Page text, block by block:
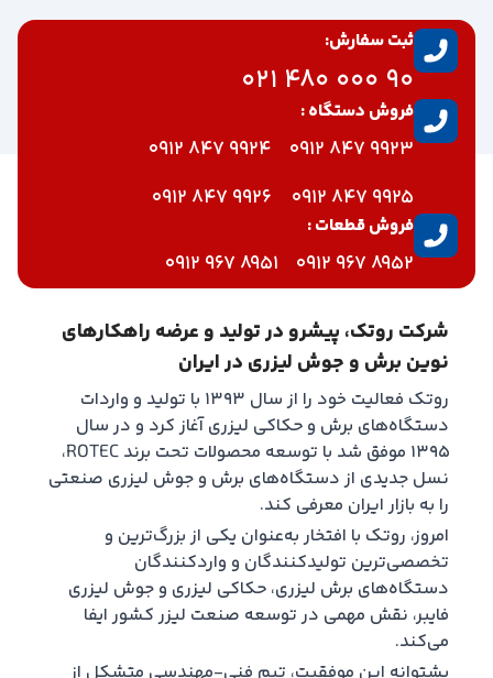
ثبت سفارش:
90 000 480 021
فروش دستگاه :
9923 847 0912
9924 847 0912
9925 847 0912
9926 847 0912
فروش قطعات :
8952 967 0912
8951 967 0912
شرکت روتک، پیشرو در تولید و عرضه راهکارهای
نوین برش و جوش لیزری در ایران
روتک فعالیت خود را از سال ۱۳۹۳ با تولید و واردات
دستگاه‌های برش و حکاکی لیزری آغاز کرد و در سال
۱۳۹۵ موفق شد با توسعه محصولات تحت برند ROTEC،
نسل جدیدی از دستگاه‌های برش و جوش لیزری صنعتی
را به بازار ایران معرفی کند.
امروز، روتک با افتخار به‌عنوان یکی از بزرگ‌ترین و
تخصصی‌ترین تولیدکنندگان و واردکنندگان
دستگاه‌های برش لیزری، حکاکی لیزری و جوش لیزری
فایبر، نقش مهمی در توسعه صنعت لیزر کشور ایفا
می‌کند.